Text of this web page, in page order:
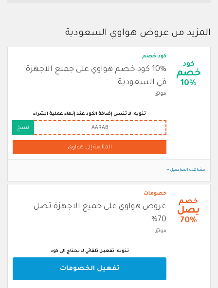
المزيد من عروض هواوي السعودية
كود
خصم
10%
كود خصم
10% كود خصم هواوي على جميع الاجهزة
في السعودية
موثق
تنويه: لا تنسى إضافة الكود عند إنهاء عملية الشراء
AARAB نسخ
المتابعة إلى هواوي
مشاهدة التفاصيل
خصم
يصل
70%
خصومات
عروض هواوي على جميع الاجهزة تصل
70%
موثق
تنويه: تفعيل تلقائي لا تحتاج الى كود
تفعيل الخصومات